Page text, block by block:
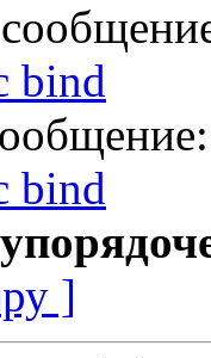
bind
bind
]